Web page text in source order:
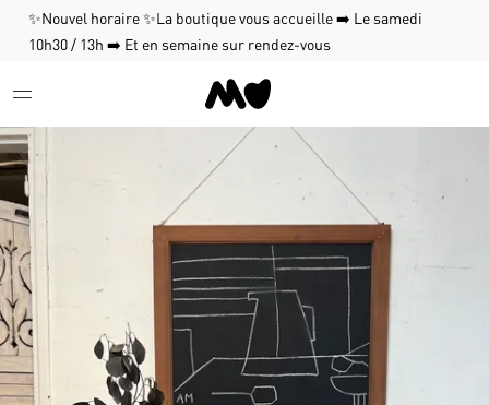
✨Nouvel horaire ✨La boutique vous accueille ➡️ Le samedi
10h30 / 13h ➡️ Et en semaine sur rendez-vous